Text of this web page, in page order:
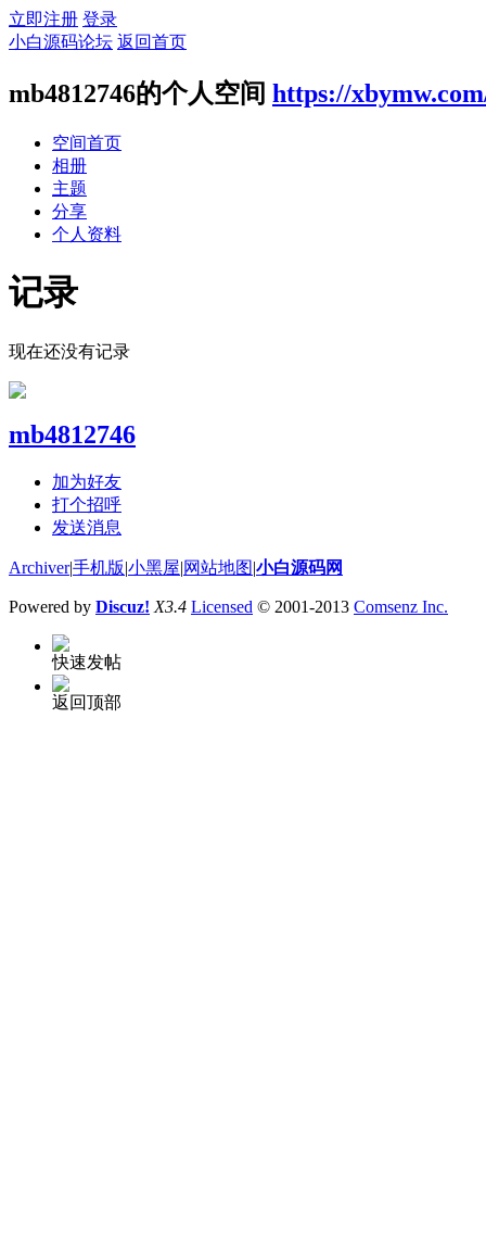
立即注册 登录
小白源码论坛 返回首页
mb4812746的个人空间 https://
空间首页
相册
主题
分享
个人资料
记录
现在还没有记录
mb4812746
加为好友
打个招呼
发送消息
Archiver|手机版|小黑屋|网站地图|小白源码网
Powered by Discuz! X3.4 Licensed © 2001-2013 Comsenz Inc.
快速发帖
返回顶部